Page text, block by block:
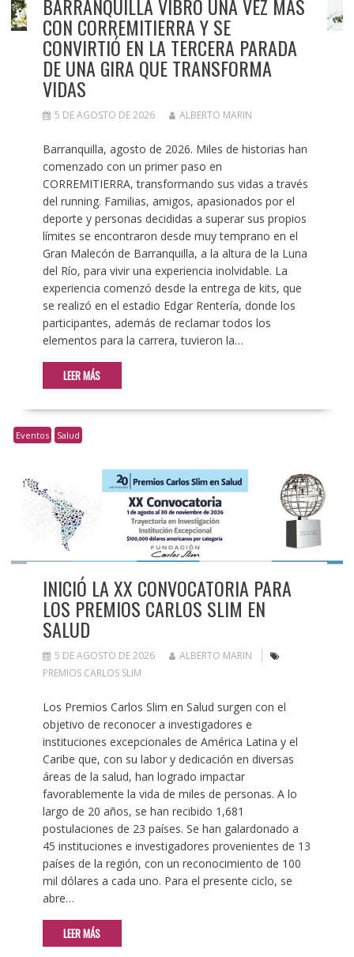
BARRANQUILLA VIBRÓ UNA VEZ MÁS
CON CORREMITIERRA Y SE
CONVIRTIÓ EN LA TERCERA PARADA
DE UNA GIRA QUE TRANSFORMA
VIDAS
5 DE AGOSTO DE 2026 ALBERTO MARIN
Barranquilla, agosto de 2026. Miles de historias han
comenzado con un primer paso en
CORREMITIERRA, transformando sus vidas a través
del running. Familias, amigos, apasionados por el
deporte y personas decididas a superar sus propios
límites se encontraron desde muy temprano en el
Gran Malecón de Barranquilla, a la altura de la Luna
del Río, para vivir una experiencia inolvidable. La
experiencia comenzó desde la entrega de kits, que
se realizó en el estadio Edgar Rentería, donde los
participantes, además de reclamar todos los
elementos para la carrera, tuvieron la…
LEER MÁS
Eventos Salud
INICIÓ LA XX CONVOCATORIA PARA
LOS PREMIOS CARLOS SLIM EN
SALUD
5 DE AGOSTO DE 2026
ALBERTO MARIN
PREMIOS CARLOS SLIM
Los Premios Carlos Slim en Salud surgen con el
objetivo de reconocer a investigadores e
instituciones excepcionales de América Latina y el
Caribe que, con su labor y dedicación en diversas
áreas de la salud, han logrado impactar
favorablemente la vida de miles de personas. A lo
largo de 20 años, se han recibido 1,681
postulaciones de 23 países. Se han galardonado a
45 instituciones e investigadores provenientes de 13
países de la región, con un reconocimiento de 100
mil dólares a cada uno. Para el presente ciclo, se
abre…
LEER MÁS